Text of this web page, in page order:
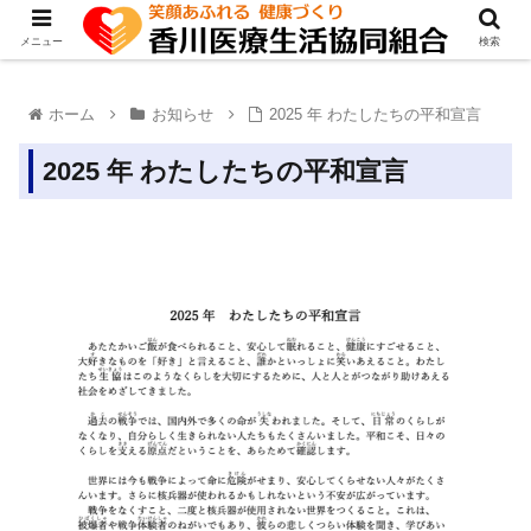
ホーム お知らせ 2025 年 わたしたちの平和宣言
2025 年 わたしたちの平和宣言
メニュー 検索